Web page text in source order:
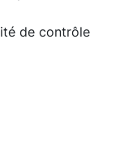
de contrôle